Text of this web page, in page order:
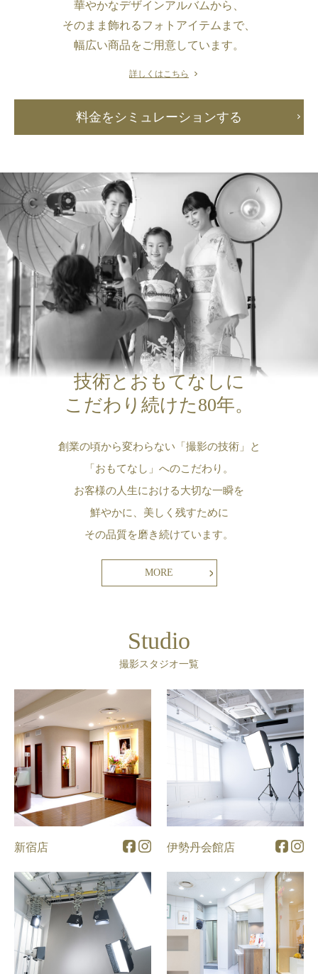
華やかなデザインアルバムから、
そのまま飾れるフォトアイテムまで、
幅広い商品をご用意しています。
詳しくはこちら
料金をシミュレーションする
技術とおもてなしに
こだわり続けた80年。
創業の頃から変わらない「撮影の技術」と
「おもてなし」へのこだわり。
お客様の人生における大切な一瞬を
鮮やかに、美しく残すために
その品質を磨き続けています。
MORE
Studio
撮影スタジオ一覧
新宿店 伊勢丹会館店